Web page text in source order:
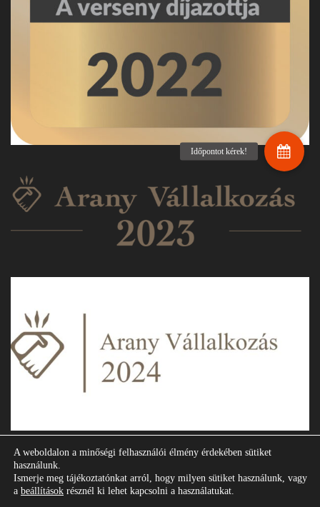
Copyright © 2018 Eternityszalon.hu. All Rights Reserved.
A weboldalon a minőségi felhasználói élmény érdekében sütiket
használunk.
Ismerje meg tájékoztatónkat arról, hogy milyen sütiket használunk, vagy
a beállítások résznél ki lehet kapcsolni a használatukat.